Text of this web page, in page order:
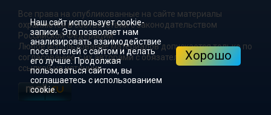
Все права на опубликованные на сайте материалы
охраняются в соответствии с законодательством
Российской Федерации.
Любое использование материалов допускается только по
согласованию с их авторами с обязательной активной
ссылкой на источник.
Наш сайт использует cookie-
записи. Это позволяет нам
анализировать взаимодействие
посетителей с сайтом и делать
его лучше. Продолжая
пользоваться сайтом, вы
соглашаетесь с использованием
cookie.
Хорошо